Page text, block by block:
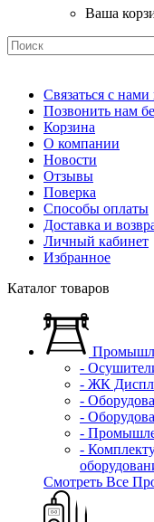
Ваша
Связаться с
Позвонить нам
Корзина
О компании
Новости
Отзывы
Поверка
Способы оплаты
Доставка и
Личный кабинет
Избранное
Каталог товаров
-
- ЖК
-
-
-
-
Смотреть Все